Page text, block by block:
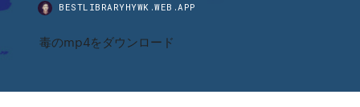
BESTLIBRARYHYWK.WEB.APP
毒のmp4をダウンロード